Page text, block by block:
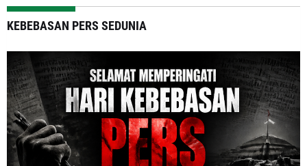
KEBEBASAN PERS SEDUNIA